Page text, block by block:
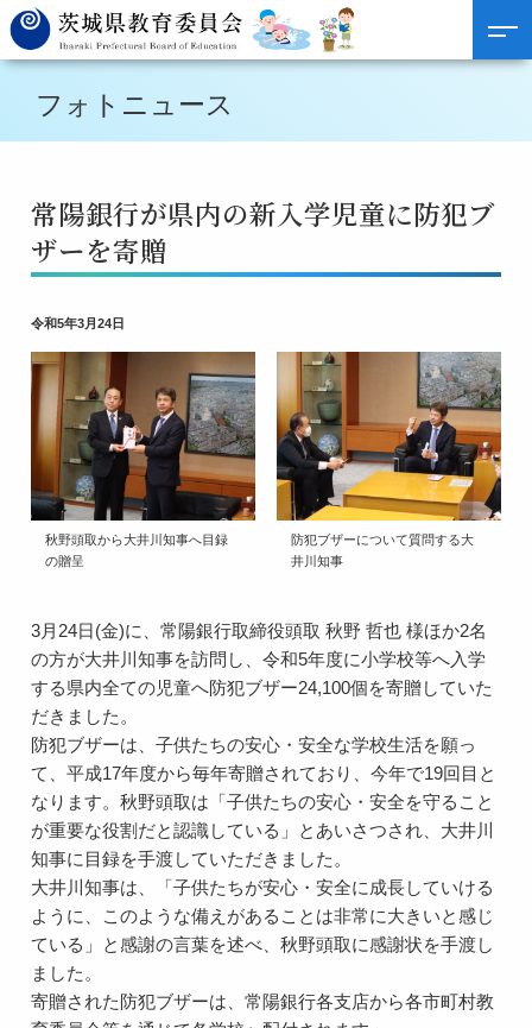
フォトニュース
常陽銀行が県内の新入学児童に防犯ブ
ザーを寄贈
令和5年3月24日
秋野頭取から大井川知事へ目録
の贈呈
防犯ブザーについて質問する大
井川知事
3月24日(金)に、常陽銀行取締役頭取 秋野 哲也 様ほか2名
の方が大井川知事を訪問し、令和5年度に小学校等へ入学
する県内全ての児童へ防犯ブザー24,100個を寄贈していた
だきました。
防犯ブザーは、子供たちの安心・安全な学校生活を願っ
て、平成17年度から毎年寄贈されており、今年で19回目と
なります。秋野頭取は「子供たちの安心・安全を守ること
が重要な役割だと認識している」とあいさつされ、大井川
知事に目録を手渡していただきました。
大井川知事は、「子供たちが安心・安全に成長していける
ように、このような備えがあることは非常に大きいと感じ
ている」と感謝の言葉を述べ、秋野頭取に感謝状を手渡し
ました。
寄贈された防犯ブザーは、常陽銀行各支店から各市町村教